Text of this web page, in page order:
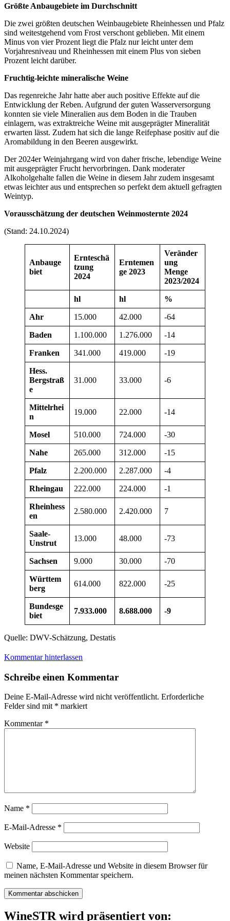
Größte Anbaugebiete im Durchschnitt
Die zwei größten deutschen Weinbaugebiete Rheinhessen und Pfalz
sind weitestgehend vom Frost verschont geblieben. Mit einem
Minus von vier Prozent liegt die Pfalz nur leicht unter dem
Vorjahresniveau und Rheinhessen mit einem Plus von sieben
Prozent leicht darüber.
Fruchtig-leichte mineralische Weine
Das regenreiche Jahr hatte aber auch positive Effekte auf die
Entwicklung der Reben. Aufgrund der guten Wasserversorgung
konnten sie viele Mineralien aus dem Boden in die Trauben
einlagern, was extraktreiche Weine mit ausgeprägter Mineralität
erwarten lässt. Zudem hat sich die lange Reifephase positiv auf die
Aromabildung in den Beeren ausgewirkt.
Der 2024er Weinjahrgang wird von daher frische, lebendige Weine
mit ausgeprägter Frucht hervorbringen. Dank moderater
Alkoholgehalte fallen die Weine in diesem Jahr zudem insgesamt
etwas leichter aus und entsprechen so perfekt dem aktuell gefragten
Weintyp.
Vorausschätzung der deutschen Weinmosternte 2024
(Stand: 24.10.2024)
Anbauge
biet
Ernteschä
tzung
2024
Erntemen
ge 2023
Veränder
ung
Menge
2023/2024
hl hl %
Ahr 15.000 42.000 -64
Baden 1.100.000 1.276.000 -14
Franken 341.000 419.000 -19
Hess.
Bergstraß
e
31.000 33.000 -6
Mittelrhei
n
19.000 22.000 -14
Mosel 510.000 724.000 -30
Nahe 265.000 312.000 -15
Pfalz 2.200.000 2.287.000 -4
Rheingau 222.000 224.000 -1
Rheinhess
en
2.580.000 2.420.000 7
Saale-
Unstrut
13.000 48.000 -73
Sachsen 9.000 30.000 -70
Württem
berg
614.000 822.000 -25
Bundesge
biet
7.933.000 8.688.000 -9
Quelle: DWV-Schätzung, Destatis
Kommentar hinterlassen
Schreibe einen Kommentar
Deine E-Mail-Adresse wird nicht veröffentlicht. Erforderliche
Felder sind mit * markiert
Kommentar *
Name *
E-Mail-Adresse *
Website
Name, E-Mail-Adresse und Website in diesem Browser für
meinen nächsten Kommentar speichern.
WineSTR wird präsentiert von: